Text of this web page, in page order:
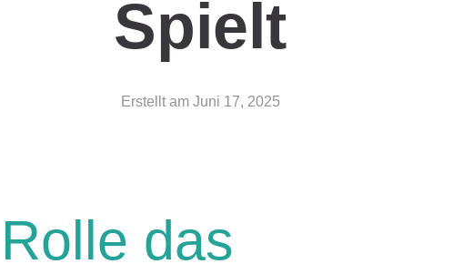
Spielt
Erstellt am Juni 17, 2025
das